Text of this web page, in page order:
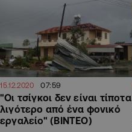
15.12.2020 07:59
"Οι τσίγκοι δεν είναι τίποτα
λιγότερο από ένα φονικό
εργαλείο" (ΒΙΝΤΕΟ)